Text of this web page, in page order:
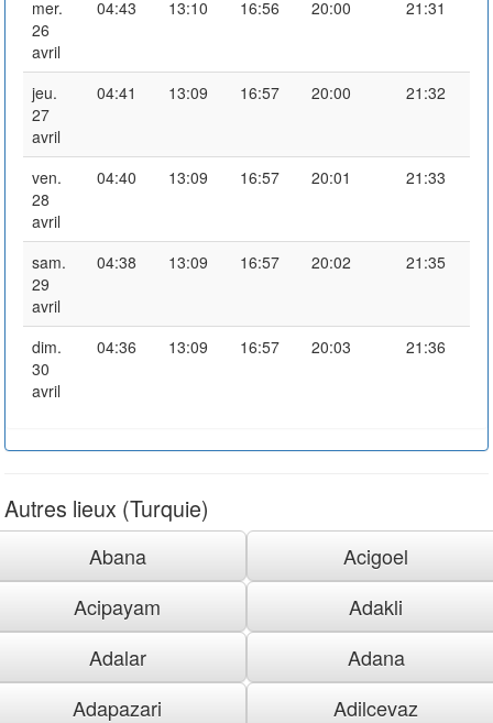
mer.
26
avril
04:43 13:10 16:56 20:00 21:31
jeu.
27
avril
04:41 13:09 16:57 20:00 21:32
ven.
28
avril
04:40 13:09 16:57 20:01 21:33
sam.
29
avril
04:38 13:09 16:57 20:02 21:35
dim.
30
avril
04:36 13:09 16:57 20:03 21:36
Autres lieux (Turquie)
Abana
Acigoel
Acipayam
Adakli
Adalar
Adana
Adapazari
Adilcevaz